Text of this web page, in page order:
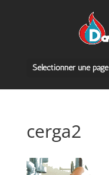
Sélectionner une page
cerga2